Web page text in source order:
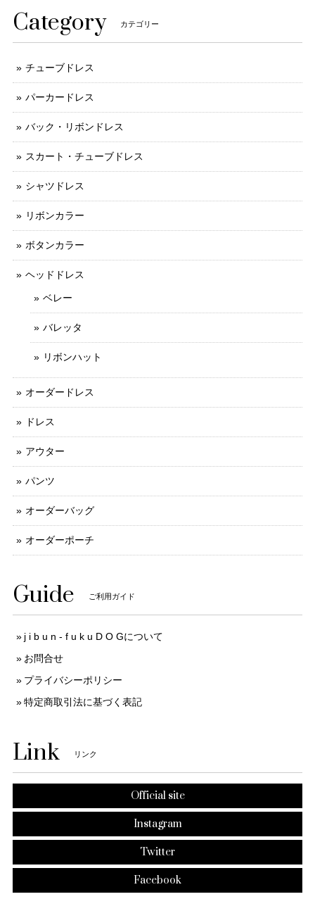
Category カテゴリー
チューブドレス
パーカードレス
バック・リボンドレス
スカート・チューブドレス
シャツドレス
リボンカラー
ボタンカラー
ヘッドドレス
ベレー
バレッタ
リボンハット
オーダードレス
ドレス
アウター
パンツ
オーダーバッグ
オーダーポーチ
Guide ご利用ガイド
j i b u n - f u k u D O Gについて
お問合せ
プライバシーポリシー
特定商取引法に基づく表記
Link リンク
Official site
Instagram
Twitter
Facebook